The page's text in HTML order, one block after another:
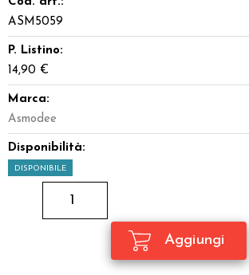
ASM5059
P. Listino:
14,90 €
Marca:
Asmodee
Disponibilità:
DISPONIBILE